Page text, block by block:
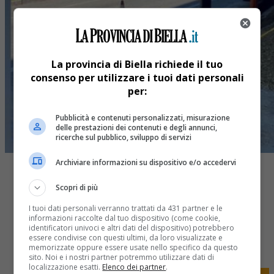
Share
Tweet
La provincia di Biella richiede il tuo
consenso per utilizzare i tuoi dati personali
per:
Pubblicità e contenuti personalizzati, misurazione
delle prestazioni dei contenuti e degli annunci,
ricerche sul pubblico, sviluppo di servizi
Archiviare informazioni su dispositivo e/o accedervi
Scopri di più
I tuoi dati personali verranno trattati da 431 partner e le
informazioni raccolte dal tuo dispositivo (come cookie,
identificatori univoci e altri dati del dispositivo) potrebbero
essere condivise con questi ultimi, da loro visualizzate e
memorizzate oppure essere usate nello specifico da questo
sito. Noi e i nostri partner potremmo utilizzare dati di
localizzazione esatti. Elenco dei partner.